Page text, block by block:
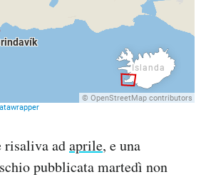
risaliva adaprile, e una
pubblicata martedì non